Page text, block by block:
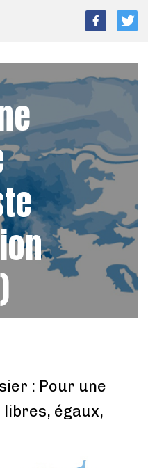
: Pour une
égaux,